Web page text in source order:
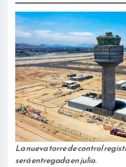
La nueva torre de control
será entregada en julio.